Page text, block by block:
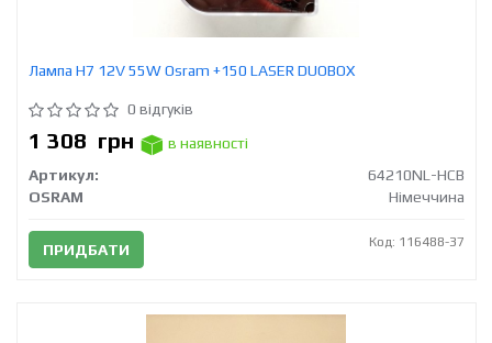
Лампа H7 12V 55W Osram +150 LASER DUOBOX
0 відгуків
1 308 грн
в наявності
Артикул:
64210NL-HCB
OSRAM
Німеччина
ПРИДБАТИ Код: 116488-37